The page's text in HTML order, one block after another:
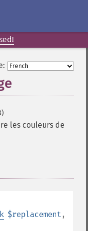
les couleurs de
$replacement ,